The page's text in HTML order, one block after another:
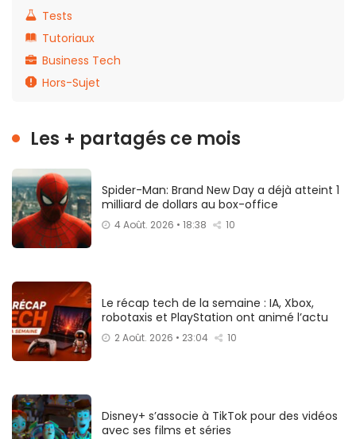
Tests
Tutoriaux
Business Tech
Hors-Sujet
Les + partagés ce mois
Spider-Man: Brand New Day a déjà atteint 1
milliard de dollars au box-office
4 Août. 2026 • 18:38 10
Le récap tech de la semaine : IA, Xbox,
robotaxis et PlayStation ont animé l’actu
2 Août. 2026 • 23:04 10
Disney+ s’associe à TikTok pour des vidéos
avec ses films et séries